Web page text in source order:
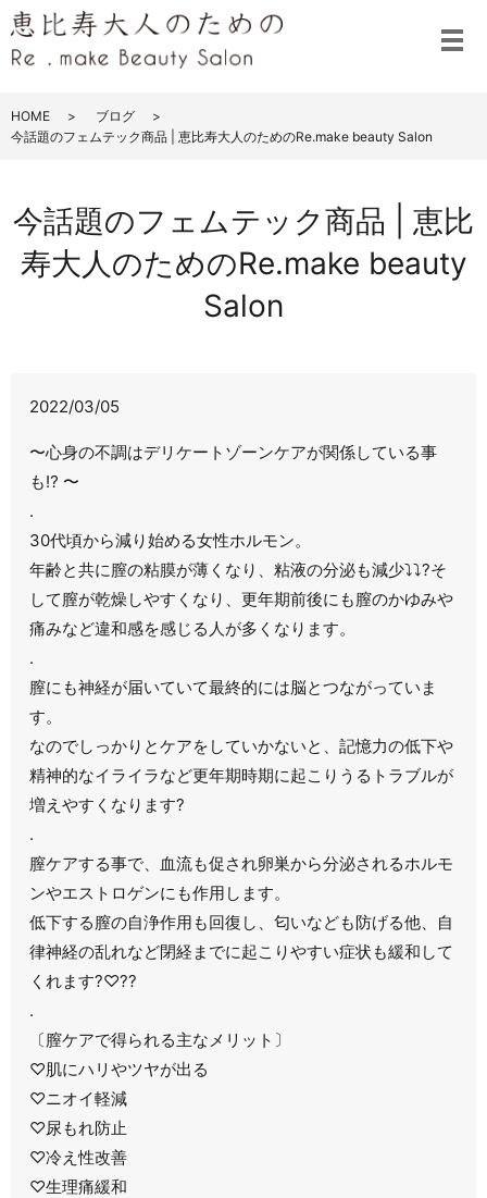
メ
HOME
ブログ
今話題のフェムテック商品 | 恵比寿大人のためのRe.make beauty Salon
今話題のフェムテック商品 | 恵比
寿大人のためのRe.make beauty
Salon
2022/03/05
〜心身の不調はデリケートゾーンケアが関係している事
も⁉️ 〜
.
30代頃から減り始める女性ホルモン。
年齢と共に膣の粘膜が薄くなり、粘液の分泌も減少⤵︎⤵︎?そ
して膣が乾燥しやすくなり、更年期前後にも膣のかゆみや
痛みなど違和感を感じる人が多くなります。
.
膣にも神経が届いていて最終的には脳とつながっていま
す。
なのでしっかりとケアをしていかないと、記憶力の低下や
精神的なイライラなど更年期時期に起こりうるトラブルが
増えやすくなります?
.
膣ケアする事で、血流も促され卵巣から分泌されるホルモ
ンやエストロゲンにも作用します。
低下する膣の自浄作用も回復し、匂いなども防げる他、自
律神経の乱れなど閉経までに起こりやすい症状も緩和して
くれます?♡??
.
〔膣ケアで得られる主なメリット〕
♡肌にハリやツヤが出る
♡ニオイ軽減
♡尿もれ防止
♡冷え性改善
♡生理痛緩和